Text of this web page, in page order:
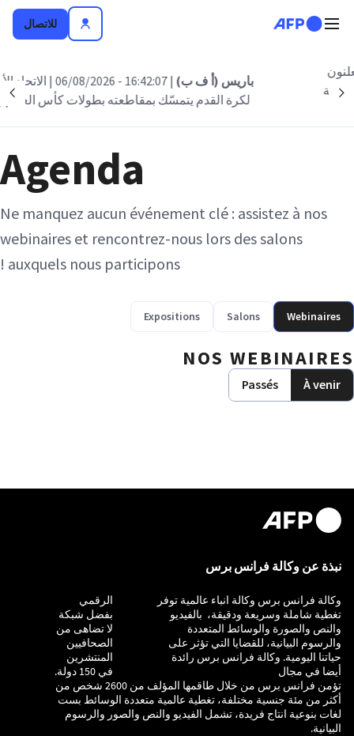
للاتصال
باريس (أ ف ب)| 16:42:07 - 06/08/2026
| الاتحاد الأوروبي
لكرة القدم يتمسّك بمقاطعته بطولات كأس العالم (بيان)
Suivant
Agenda
Ne manquez aucun événement clé : assistez à nos
webinaires et rencontrez-nous lors des salons
auxquels nous participons !
Webinaires
Salons
Expositions
NOS WEBINAIRES
À venir
Passés
نبذة عن وكالة فرانس برس
وكالة فرانس برس وكالة انباء عالمية توفر
تغطية شاملة وسريعة ودقيقة، بالفيديو
والنص والصورة والوسائط المتعددة
والرسوم البيانية، للقضايا التي تؤثر على
حياتنا اليومية. وكالة فرانس برس رائدة
أيضا في مجال
الرقمي
بفضل شبكة
لا تضاهى من
الصحافيين
المنتشرين
في 150 دولة.
تؤمن فرانس برس من خلال طاقمها المؤلف من 2600 شخص من
أكثر من مئة جنسية مختلفة، تغطية عالمية متعددة الوسائط بست
لغات بنوعية انتاج فريدة، تشمل الفيديو والنص والصور والرسوم
البيانية.